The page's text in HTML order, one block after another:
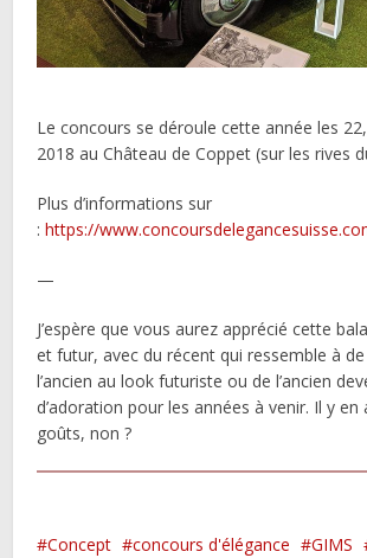
Le concours se déroule cette année les
2018 au Château de Coppet (sur les rives
Plus d’informations sur
:https://
—
J’espère que vous aurez apprécié cette
et futur, avec du récent qui ressemble à de
l’ancien au look futuriste ou de l’ancien
d’adoration pour les années à venir. Il y
goûts, non ?
Concept concours d'élégance GIMS